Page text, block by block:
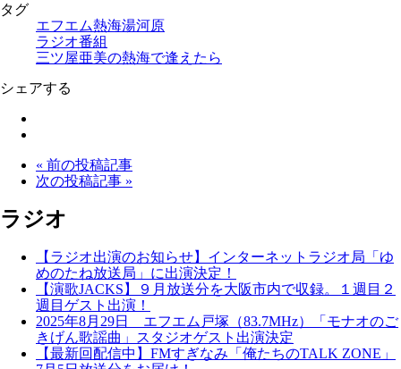
タグ
エフエム熱海湯河原
ラジオ番組
三ツ屋亜美の熱海で逢えたら
シェアする
« 前の投稿記事
次の投稿記事 »
ラジオ
【ラジオ出演のお知らせ】インターネットラジオ局「ゆ
めのたね放送局」に出演決定！
【演歌JACKS】９月放送分を大阪市内で収録。１週目２
週目ゲスト出演！
2025年8月29日 エフエム戸塚（83.7MHz）「モナオのご
きげん歌謡曲」スタジオゲスト出演決定
【最新回配信中】FMすぎなみ「俺たちのTALK ZONE」